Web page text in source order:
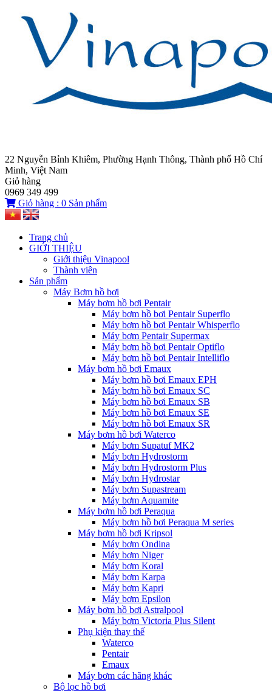
22 Nguyễn Bỉnh Khiêm, Phường Hạnh Thông, Thành phố Hồ Chí
Minh, Việt Nam
Giỏ hàng
0969 349 499
Giỏ hàng : 0 Sản phẩm
Trang chủ
GIỚI THIỆU
Giới thiệu Vinapool
Thành viên
Sản phẩm
Máy Bơm hồ bơi
Máy bơm hồ bơi Pentair
Máy bơm hồ bơi Pentair Superflo
Máy bơm hồ bơi Pentair Whisperflo
Máy bơm Pentair Supermax
Máy bơm hồ bơi Pentair Optiflo
Máy bơm hồ bơi Pentair Intelliflo
Máy bơm hồ bơi Emaux
Máy bơm hồ bơi Emaux EPH
Máy bơm hồ bơi Emaux SC
Máy bơm hồ bơi Emaux SB
Máy bơm hồ bơi Emaux SE
Máy bơm hồ bơi Emaux SR
Máy bơm hồ bơi Waterco
Máy bơm Supatuf MK2
Máy bơm Hydrostorm
Máy bơm Hydrostorm Plus
Máy bơm Hydrostar
Máy bơm Supastream
Máy bơm Aquamite
Máy bơm hồ bơi Peraqua
Máy bơm hồ bơi Peraqua M series
Máy bơm hồ bơi Kripsol
Máy bơm Ondina
Máy bơm Niger
Máy bơm Koral
Máy bơm Karpa
Máy bơm Kapri
Máy bơm Epsilon
Máy bơm hồ bơi Astralpool
Máy bơm Victoria Plus Silent
Phụ kiện thay thế
Waterco
Pentair
Emaux
Máy bơm các hãng khác
Bộ lọc hồ bơi